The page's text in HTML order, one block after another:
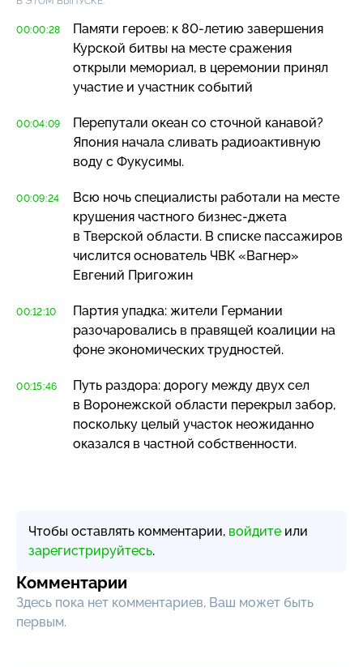
00:00:28 Памяти героев: к 80-летию завершения
Курской битвы на месте сражения
открыли мемориал, в церемонии принял
участие и участник событий
00:04:09
Перепутали океан со сточной канавой?
Япония начала сливать радиоактивную
воду с Фукусимы.
00:09:24
Всю ночь специалисты работали на месте
крушения частного бизнес-джета
в Тверской области. В списке пассажиров
числится основатель ЧВК «Вагнер»
Евгений Пригожин
00:12:10
Партия упадка: жители Германии
разочаровались в правящей коалиции на
фоне экономических трудностей.
00:15:46
Путь раздора: дорогу между двух сел
в Воронежской области перекрыл забор,
поскольку целый участок неожиданно
оказался в частной собственности.
Чтобы оставлять комментарии, войдите или
зарегистрируйтесь.
Комментарии
Здесь пока нет комментариев, Ваш может быть
первым.